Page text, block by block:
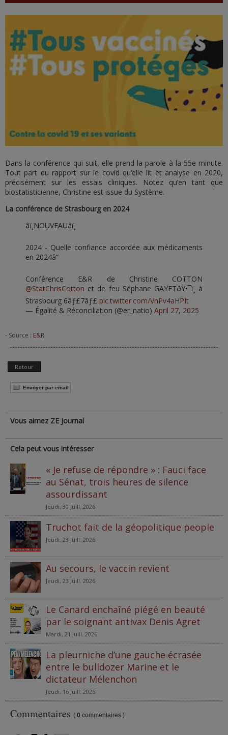
Dans la conférence qui suit, elle prend la parole à la 55e minute.
Tout part du rapport sur le covid qu’elle lit et analyse en 2020,
précisément sur les essais cliniques. Notez qu’en tant que
biostatisticienne, Christine est issue du Système.
La conférence de Strasbourg en 2024
â­ï¸NOUVEAUâ­ï¸
2024 - Quelle confiance accordée aux médicaments
en 2024â“
Conférence E&R de Christine COTTON
@StatChrisCotton et de feu Séphane GAYETðŸ•¯ï¸ à
Strasbourg 6âƒ£7âƒ£ pic.twitter.com/VnPv4aHPIt
— Égalité & Réconciliation (@er_natio) April 27, 2025
- Source : E&R
Retour
Envoyer par email
Vous aimez ZE Journal
Cela peut vous intéresser
« Je refuse de répondre » : Fauci face
au Sénat, trois heures de silence
assourdissant
Jeudi, 30 Juill. 2026
Truchot fait de la géopolitique people
Jeudi, 23 Juill. 2026
Au secours, le vaccin revient
Jeudi, 23 Juill. 2026
Le Canard enchaîné piégé en beauté
par le soignant antivax Denis Agret
Mardi, 21 Juill. 2026
La pleurniche d’une gauche écrasée
entre le bulldozer Marine et le
dictateur Mélenchon
Jeudi, 16 Juill. 2026
Commentaires ( 0 commentaires )